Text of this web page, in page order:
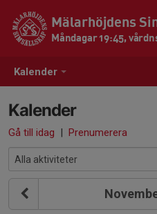
Kalender
Mälarhöjdens
Måndagar 19:45,
Kalender
Gå till idag | Prenumerera